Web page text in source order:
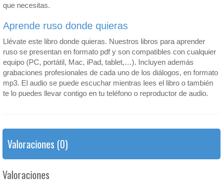
que necesitas.
Aprende ruso donde quieras
Llévate este libro donde quieras. Nuestros libros para aprender
ruso se presentan en formato pdf y son compatibles con cualquier
equipo (PC, portátil, Mac, iPad, tablet,…). Incluyen además
grabaciones profesionales de cada uno de los diálogos, en formato
mp3. El audio se puede escuchar mientras lees el libro o también
te lo puedes llevar contigo en tu teléfono o reproductor de audio.
Valoraciones (0)
Valoraciones